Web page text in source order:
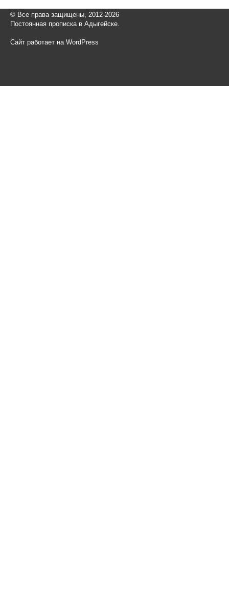
© Все права защищены, 2012-2026
Постоянная прописка в Адыгейске.
Сайт работает на WordPress